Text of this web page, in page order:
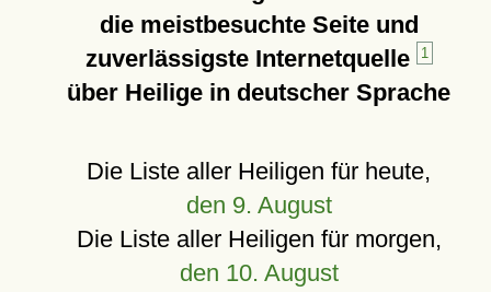
die meistbesuchte Seite und
zuverlässigste Internetquelle
1
über Heilige in deutscher Sprache
Die Liste aller Heiligen für heute,
den 9. August
Die Liste aller Heiligen für morgen,
den 10. August